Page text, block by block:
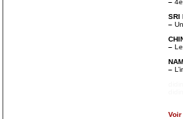
–
SRI
–
–
–